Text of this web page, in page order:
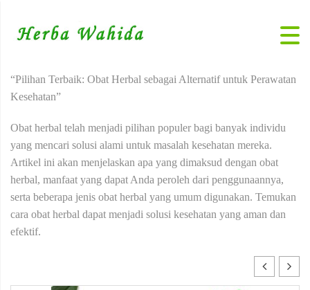
“Pilihan Terbaik: Obat Herbal sebagai Alternatif untuk Perawatan
Kesehatan”
Obat herbal telah menjadi pilihan populer bagi banyak individu
yang mencari solusi alami untuk masalah kesehatan mereka.
Artikel ini akan menjelaskan apa yang dimaksud dengan obat
herbal, manfaat yang dapat Anda peroleh dari penggunaannya,
serta beberapa jenis obat herbal yang umum digunakan. Temukan
cara obat herbal dapat menjadi solusi kesehatan yang aman dan
efektif.